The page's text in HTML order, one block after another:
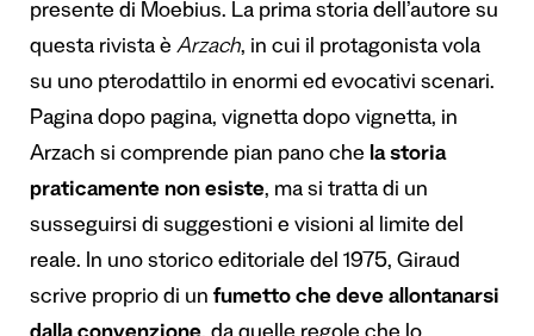
presente di Moebius. La prima storia dell’autore su
questa rivista è Arzach, in cui il protagonista vola
su uno pterodattilo in enormi ed evocativi scenari.
Pagina dopo pagina, vignetta dopo vignetta, in
Arzach si comprende pian pano che la storia
praticamente non esiste, ma si tratta di un
susseguirsi di suggestioni e visioni al limite del
reale. In uno storico editoriale del 1975, Giraud
scrive proprio di un fumetto che deve allontanarsi